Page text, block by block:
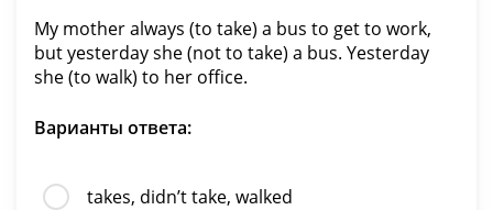
My mother always (to take) a bus to get to work,
but yesterday she (not to take) a bus. Yesterday
she (to walk) to her office.
Варианты ответа:
takes, didn’t take, walked